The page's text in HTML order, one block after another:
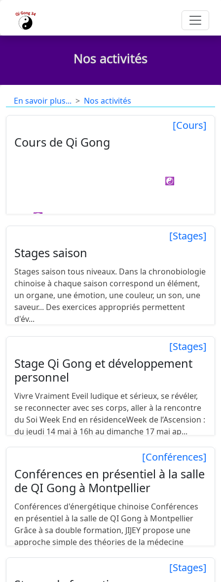
Nos activités
En savoir plus... Nos activités
[Cours]
Cours de Qi Gong
pratique hebdomadaire ou quotidienne ☯
terre☯...
[Stages]
Stages saison
Stages saison tous niveaux. Dans la chronobiologie
chinoise à chaque saison correspond un élément,
un organe, une émotion, une couleur, un son, une
saveur... Des exercices appropriés permettent
d'év...
[Stages]
Stage Qi Gong et développement
personnel
Vivre Vraiment Eveil ludique et sérieux, se révéler,
se reconnecter avec ses corps, aller à la rencontre
du Soi Week End en résidenceWeek de l’Ascension :
du jeudi 14 mai à 16h au dimanche 17 mai ap...
[Conférences]
Conférences en présentiel à la salle
de QI Gong à Montpellier
Conférences d'énergétique chinoise Conférences
en présentiel à la salle de QI Gong à Montpellier
Grâce à sa double formation, JIJEY propose une
approche simple des théories de la médecine
[Stages]